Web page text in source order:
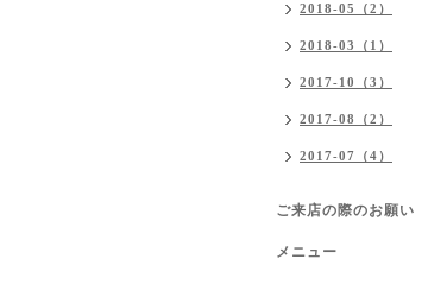
2018-05（2）
2018-03（1）
2017-10（3）
2017-08（2）
2017-07（4）
ご来店の際のお願い
メニュー